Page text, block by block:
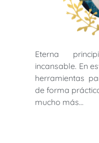
Eterna
incansable. En
herramientas
de forma
mucho más…